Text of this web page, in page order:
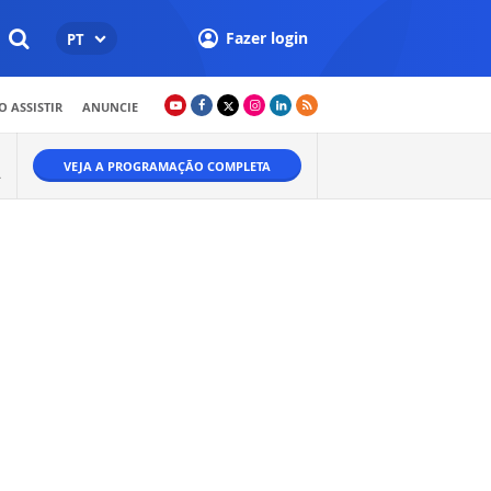
PT Fazer login
ASSISTIR ANUNCIE
VEJA A PROGRAMAÇÃO COMPLETA